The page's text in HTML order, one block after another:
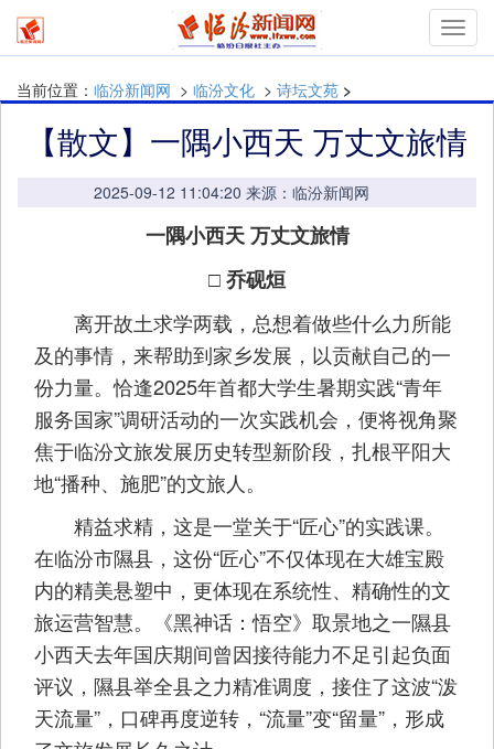
当前位置： 临汾新闻网 > 临汾文化 > 诗坛文苑 >
【散文】一隅小西天 万丈文旅情
2025-09-12 11:04:20 来源：临汾新闻网
一隅小西天 万丈文旅情
□ 乔砚烜
离开故土求学两载，总想着做些什么力所能
及的事情，来帮助到家乡发展，以贡献自己的一
份力量。恰逢2025年首都大学生暑期实践“青年
服务国家”调研活动的一次实践机会，便将视角聚
焦于临汾文旅发展历史转型新阶段，扎根平阳大
地“播种、施肥”的文旅人。
精益求精，这是一堂关于“匠心”的实践课。
在临汾市隰县，这份“匠心”不仅体现在大雄宝殿
内的精美悬塑中，更体现在系统性、精确性的文
旅运营智慧。《黑神话：悟空》取景地之一隰县
小西天去年国庆期间曾因接待能力不足引起负面
评议，隰县举全县之力精准调度，接住了这波“泼
天流量”，口碑再度逆转，“流量”变“留量”，形成